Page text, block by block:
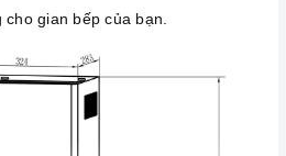
gian bếp của bạn.